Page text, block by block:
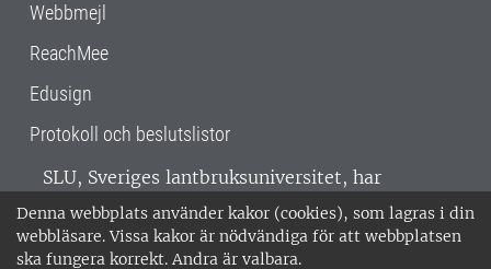
Denna webbplats använder kakor (cookies), som lagras i din
webbläsare. Vissa kakor är nödvändiga för att webbplatsen
ska fungera korrekt. Andra är valbara.
Webbmejl
ReachMee
Edusign
Protokoll och beslutslistor
SLU, Sveriges lantbruksuniversitet, har
verksamhet över hela Sverige. Huvudorter är
Alnarp, Uppsala och Umeå.SLU är
miljöcertifierat enligt ISO 14001. •